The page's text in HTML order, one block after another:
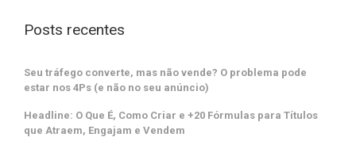
Posts recentes
Seu tráfego converte, mas não vende? O problema pode
estar nos 4Ps (e não no seu anúncio)
Headline: O Que É, Como Criar e +20 Fórmulas para Títulos
que Atraem, Engajam e Vendem